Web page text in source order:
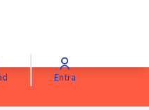
la linguaChoose
Entra